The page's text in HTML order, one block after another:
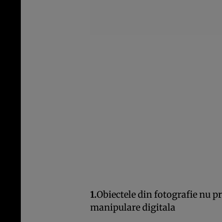
1.Obiectele din fotografie nu
manipulare digitala